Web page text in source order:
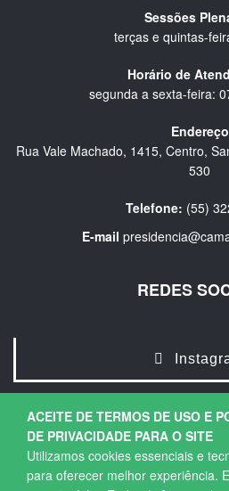
ACEITE DE TERMOS DE USO E
DE PRIVACIDADE PARA O SITE
Utilizamos cookies essenciais e
para oferecer melhor experiência.
Sessões
terças e quintas-
Horário de
segunda a sexta-feira:
Endereço
Rua Vale Machado, 1415, Centro,
530
Telefone: (55)
E-mail
REDES